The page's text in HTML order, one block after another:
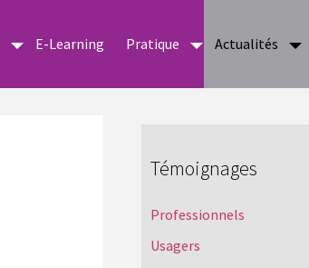
E-Learning Pratique Actualités
Témoignages
Professionnels
Usagers